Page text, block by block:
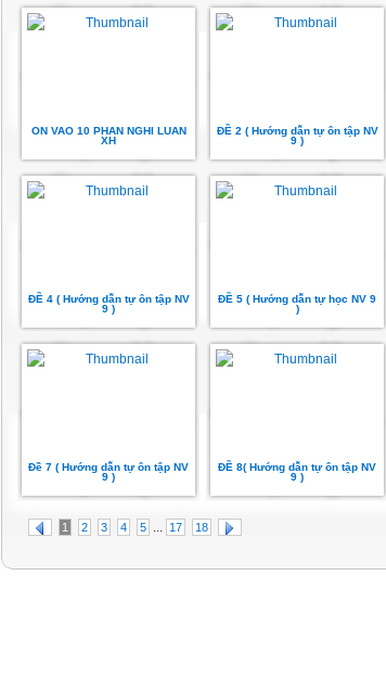
ON VAO 10 PHAN NGHI LUAN
XH
ĐỀ 2 ( Hướng dẫn tự ôn tập NV
9 )
ĐỀ 4 ( Hướng dẫn tự ôn tập NV
9 )
ĐỀ 5 ( Hướng dẫn tự học NV 9
)
Đề 7 ( Hướng dẫn tự ôn tập NV
9 )
ĐỀ 8( Hướng dẫn tự ôn tập NV
9 )
1 2 3 4 5 ... 17 18